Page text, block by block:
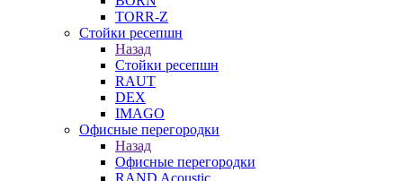
TORR-Z
Стойки ресепшн
Назад
Стойки ресепшн
RAUT
DEX
IMAGO
Офисные перегородки
Назад
Офисные перегородки
RAND Acoustic